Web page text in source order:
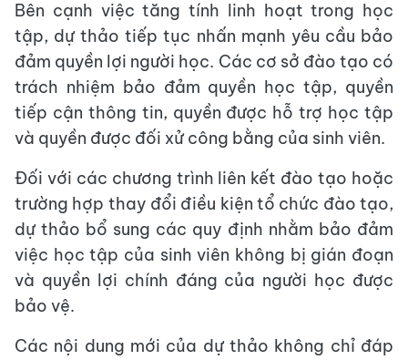
Bên cạnh việc tăng tính linh hoạt trong học
tập, dự thảo tiếp tục nhấn mạnh yêu cầu bảo
đảm quyền lợi người học. Các cơ sở đào tạo có
trách nhiệm bảo đảm quyền học tập, quyền
tiếp cận thông tin, quyền được hỗ trợ học tập
và quyền được đối xử công bằng của sinh viên.
Đối với các chương trình liên kết đào tạo hoặc
trường hợp thay đổi điều kiện tổ chức đào tạo,
dự thảo bổ sung các quy định nhằm bảo đảm
việc học tập của sinh viên không bị gián đoạn
và quyền lợi chính đáng của người học được
bảo vệ.
Các nội dung mới của dự thảo không chỉ đáp